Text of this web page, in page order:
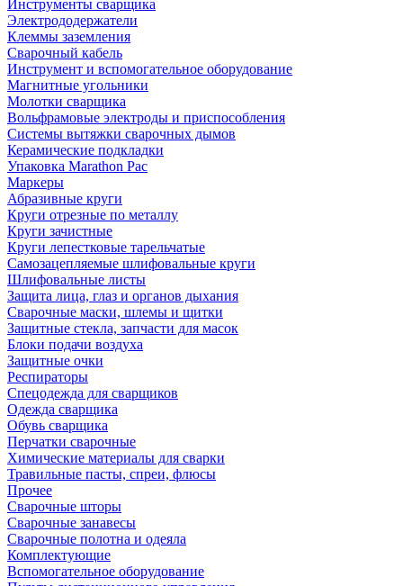
Инструменты сварщика
Электрододержатели
Клеммы заземления
Сварочный кабель
Инструмент и вспомогательное оборудование
Магнитные угольники
Молотки сварщика
Вольфрамовые электроды и приспособления
Системы вытяжки сварочных дымов
Керамические подкладки
Упаковка Marathon Pac
Маркеры
Абразивные круги
Круги отрезные по металлу
Круги зачистные
Круги лепестковые тарельчатые
Самозацепляемые шлифовальные круги
Шлифовальные листы
Защита лица, глаз и органов дыхания
Сварочные маски, шлемы и щитки
Защитные стекла, запчасти для масок
Блоки подачи воздуха
Защитные очки
Респираторы
Спецодежда для сварщиков
Одежда сварщика
Обувь сварщика
Перчатки сварочные
Химические материалы для сварки
Травильные пасты, спреи, флюсы
Прочее
Сварочные шторы
Сварочные занавесы
Сварочные полотна и одеяла
Комплектующие
Вспомогательное оборудование